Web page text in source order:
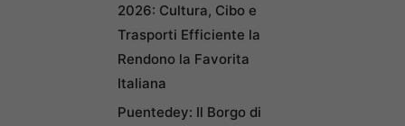
2026: Cultura, Cibo e
Trasporti Efficiente la
Rendono la Favorita
Italiana
Puentedey: Il Borgo di